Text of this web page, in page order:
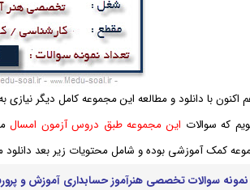
با دانلود و مطالعه این مجموعه کامل دیگر
که سوالات این مجموعه طبق دروس آزمون امسال
کمک آموزشی بوده و شامل محتویات زیر بعد دانلود
سوالات تخصصی هنرآموز حسابداری آموزش و